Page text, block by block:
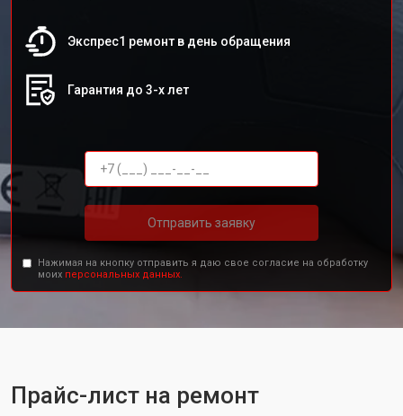
Экспрес1 ремонт в день обращения
Гарантия до 3-х лет
Отправить заявку
Нажимая на кнопку отправить я даю свое согласие на обработку
моих персональных данных.
Прайс-лист на ремонт